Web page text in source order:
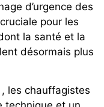
d’urgence des
pour les
la santé et la
désormais plus
les chauffagistes